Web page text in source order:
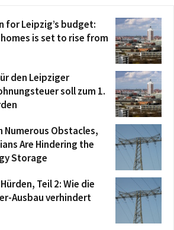
for Leipzig’s budget:
is set to rise from
den Leipziger
soll zum 1.
Numerous Obstacles,
Are Hindering the
Storage
Teil 2: Wie die
Ausbau verhindert